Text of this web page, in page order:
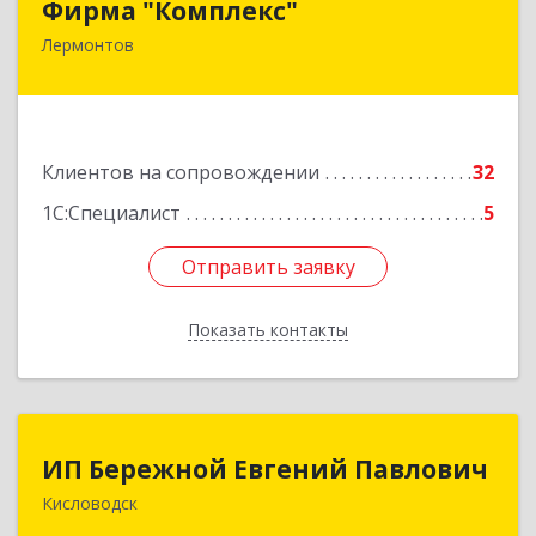
Фирма "Комплекс"
Лермонтов
Клиентов на сопровождении
32
1С:Специалист
5
Отправить заявку
Показать контакты
357348, Ставропольский край, Лермонтов г,
Отправить заявку
Назад
ИП Бережной Евгений Павлович
Кисловодск
ИП Бережной Евгений Павлович
357748, Ставропольский край, Кисловодск г,